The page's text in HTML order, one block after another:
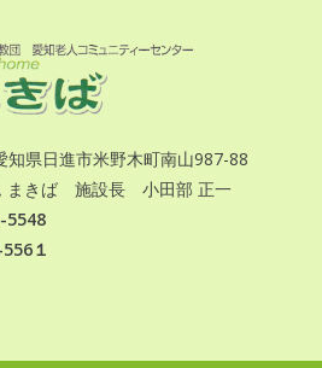
県日進市米野木町南山987-88
まきば 施設長 小田部 正一
5548
１